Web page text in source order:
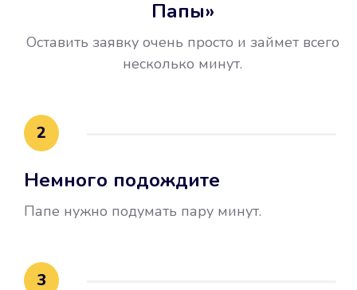
воспользовались бесплатной
это открыло новые возможности в
Папы»
Оставить заявку очень просто и займет всего
несколько минут.
2
Немного подождите
Папе нужно подумать пару минут.
3